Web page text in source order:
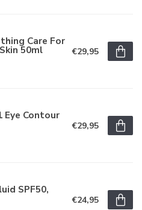
Care For
50ml €29,95
Eye Contour
€29,95
SPF50,
€24,95